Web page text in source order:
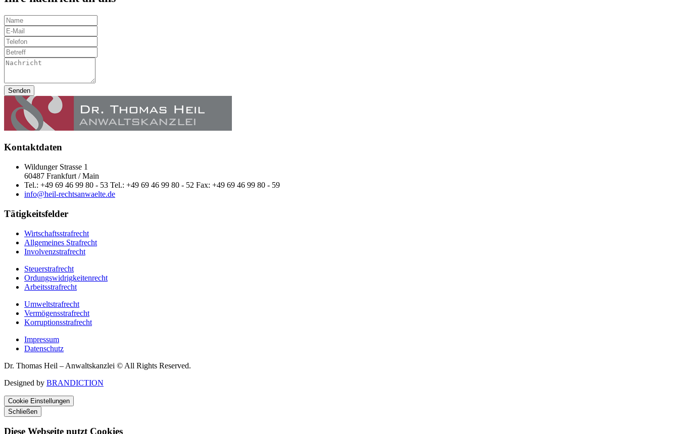
Senden
Kontaktdaten
Wildunger Strasse 1
60487 Frankfurt / Main
Tel.: +49 69 46 99 80 - 53 Tel.: +49 69 46 99 80 - 52 Fax: +49 69 46 99 80 - 59
info@heil-rechtsanwaelte.de
Tätigkeitsfelder
Wirtschaftsstrafrecht
Allgemeines Strafrecht
Involvenzstrafrecht
Steuerstrafrecht
Ordungswidrigkeitenrecht
Arbeitsstrafrecht
Umweltstrafrecht
Vermögensstrafrecht
Korruptionsstrafrecht
Impressum
Datenschutz
Dr. Thomas Heil – Anwaltskanzlei © All Rights Reserved.
Designed by BRANDICTION
Cookie Einstellungen
Schließen
Diese Webseite nutzt Cookies